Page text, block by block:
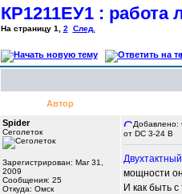
КР1211ЕУ1 : работа
На страницу 1 2 След.
Автор
Spider
Сеголеток
Зарегистрирован: Mar 31,
2009
Сообщения: 25
Откуда: Омск
Добавлено:
от DC 3-24 В
мощности
И как быть